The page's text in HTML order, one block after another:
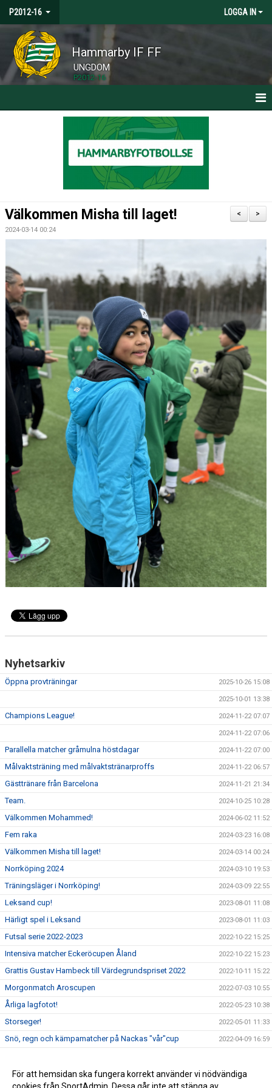
P2012-16 LOGGA IN
Hammarby IF FF
UNGDOM
P2012-16
DOKUMENT
KALENDER
TRUPPPEN
>
<
Välkommen Misha till laget!
2024-03-14 00:24
Nyhetsarkiv
Öppna provträningar 2025-10-26 15:08
2025-10-01 13:38
Champions League! 2024-11-22 07:07
2024-11-22 07:06
Parallella matcher gråmulna höstdagar 2024-11-22 07:00
Målvaktsträning med målvaktstränarproffs 2024-11-22 06:57
Gästtränare från Barcelona 2024-11-21 21:34
Team. 2024-10-25 10:28
Välkommen Mohammed! 2024-06-02 11:52
Fem raka 2024-03-23 16:08
Välkommen Misha till laget! 2024-03-14 00:24
Norrköping 2024 2024-03-10 19:53
Träningsläger i Norrköping! 2024-03-09 22:55
Leksand cup! 2023-08-01 11:08
Härligt spel i Leksand 2023-08-01 11:03
Futsal serie 2022-2023 2022-10-22 15:25
Intensiva matcher Eckeröcupen Åland 2022-10-22 15:23
Grattis Gustav Hambeck till Värdegrundspriset 2022 2022-10-11 15:22
Morgonmatch Aroscupen 2022-07-03 10:55
Årliga lagfotot! 2022-05-23 10:38
Storseger! 2022-05-01 11:33
Snö, regn och kämpamatcher på Nackas "vår"cup 2022-04-09 16:59
2021-12-13 21:47
För att hemsidan ska fungera korrekt använder vi nödvändiga